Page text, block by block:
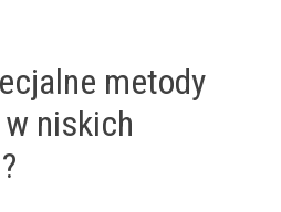
metody
niskich